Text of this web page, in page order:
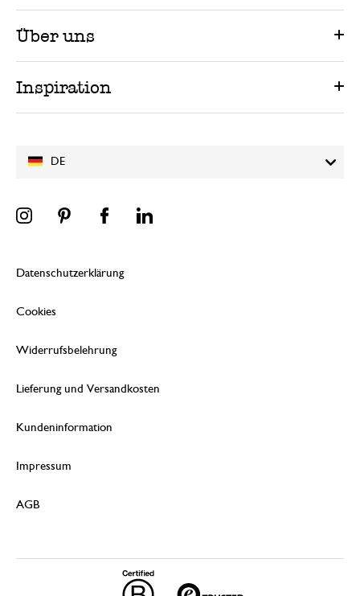
DE
Über uns
Inspiration
Datenschutzerklärung
Cookies
Widerrufsbelehrung
Lieferung und Versandkosten
Kundeninformation
Impressum
AGB